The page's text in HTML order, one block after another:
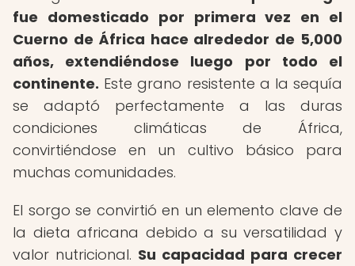
fue domesticado por primera vez en el
Cuerno de África hace alrededor de 5,000
años, extendiéndose luego por todo el
continente. Este grano resistente a la sequía
se adaptó perfectamente a las duras
condiciones climáticas de África,
convirtiéndose en un cultivo básico para
muchas comunidades.
El sorgo se convirtió en un elemento clave de
la dieta africana debido a su versatilidad y
valor nutricional. Su capacidad para crecer